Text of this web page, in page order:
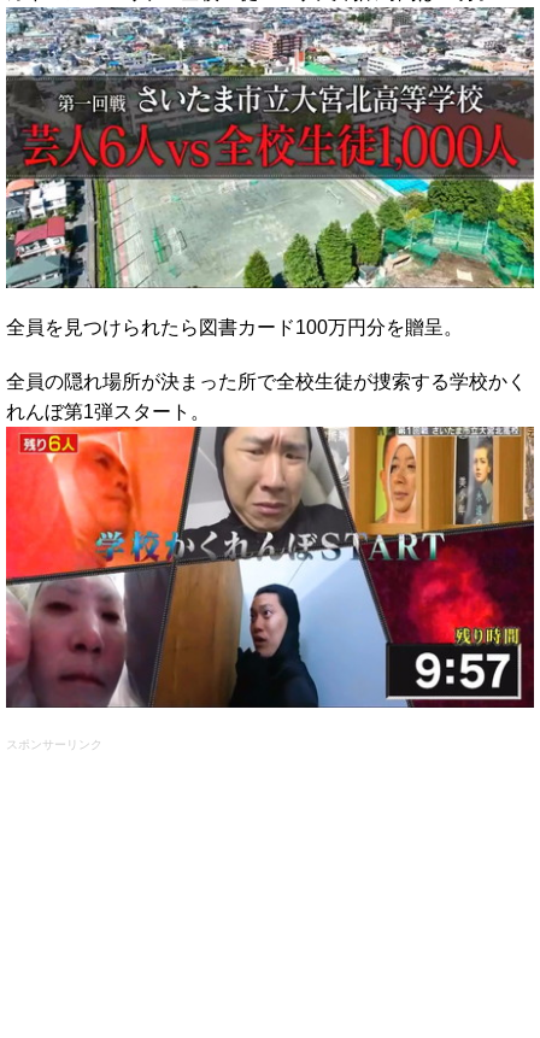
全員を見つけられたら図書カード100万円分を贈呈。
全員の隠れ場所が決まった所で全校生徒が捜索する学校かく
れんぼ第1弾スタート。
スポンサーリンク